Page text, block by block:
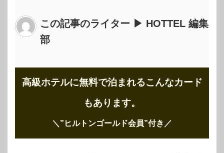
この記事のライター ▶ HOTTEL 編集
部
高級ホテルに無料で泊まれるこんなカード
もあります。
＼”ヒルトンゴールド会員”付き ／